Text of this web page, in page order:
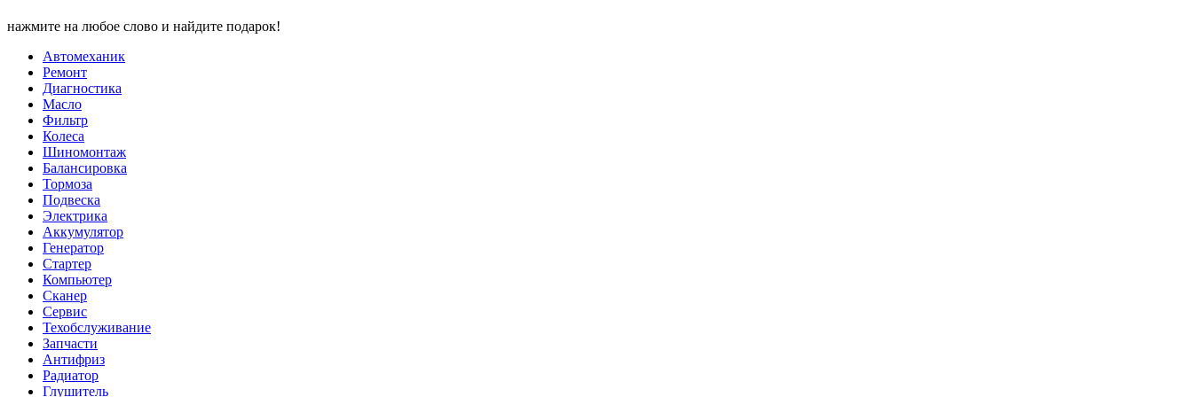
нажмите на любое слово и найдите подарок!
Автомеханик
Ремонт
Диагностика
Масло
Фильтр
Колеса
Шиномонтаж
Балансировка
Тормоза
Подвеска
Электрика
Аккумулятор
Генератор
Стартер
Компьютер
Сканер
Сервис
Техобслуживание
Запчасти
Антифриз
Радиатор
Глушитель